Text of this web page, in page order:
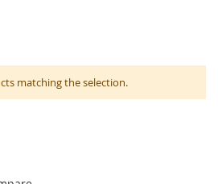
matching the selection.